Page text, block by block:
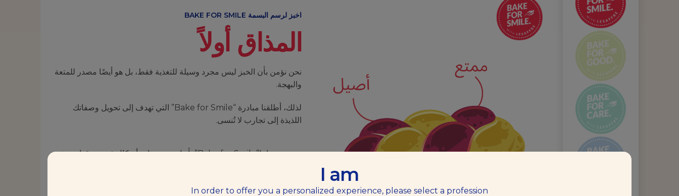
I am
In order to offer you a personalized experience, please select a profession
اخبز لرسم البسمة BAKE FOR SMILE
المذاق أولاً
نحن نؤمن بأن الخبز ليس مجرد وسيلة للتغذية فقط، بل هو أيضًا مصدر للمتعة
والبهجة.
لذلك، أطلقنا مبادرة “Bake for Smile” التي تهدف إلى تحويل وصفاتك
اللذيذة إلى تجارب لا تُنسى.
تتميز منتجاتنا”Bake for Smile” بأنها ممتعة، ذات أشكال فريدة وقوام متقن،